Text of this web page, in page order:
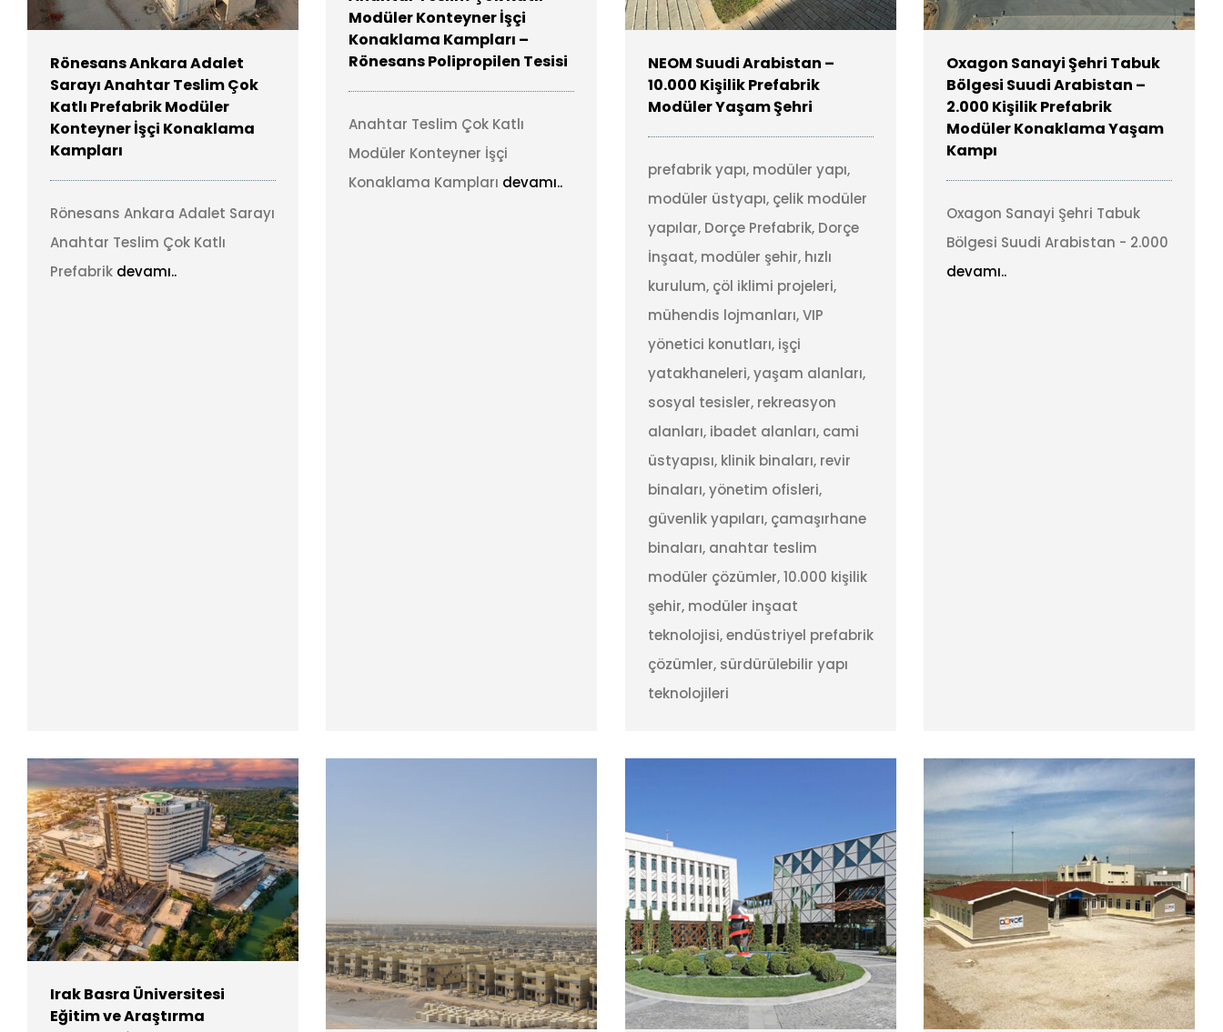
Rönesans Ankara Adalet
Sarayı Anahtar Teslim Çok
Katlı Prefabrik Modüler
Konteyner İşçi Konaklama
Kampları
Rönesans Ankara Adalet Sarayı
Anahtar Teslim Çok Katlı
Prefabrik devamı..
Modüler Konteyner İşçi
Konaklama Kampları –
Rönesans Polipropilen Tesisi
Anahtar Teslim Çok Katlı
Modüler Konteyner İşçi
Konaklama Kampları devamı..
NEOM Suudi Arabistan –
10.000 Kişilik Prefabrik
Modüler Yaşam Şehri
prefabrik yapı, modüler yapı,
modüler üstyapı, çelik modüler
yapılar, Dorçe Prefabrik, Dorçe
İnşaat, modüler şehir, hızlı
kurulum, çöl iklimi projeleri,
mühendis lojmanları, VIP
yönetici konutları, işçi
yatakhaneleri, yaşam alanları,
sosyal tesisler, rekreasyon
alanları, ibadet alanları, cami
üstyapısı, klinik binaları, revir
binaları, yönetim ofisleri,
güvenlik yapıları, çamaşırhane
binaları, anahtar teslim
modüler çözümler, 10.000 kişilik
şehir, modüler inşaat
teknolojisi, endüstriyel prefabrik
çözümler, sürdürülebilir yapı
teknolojileri
Oxagon Sanayi Şehri Tabuk
Bölgesi Suudi Arabistan –
2.000 Kişilik Prefabrik
Modüler Konaklama Yaşam
Kampı
Oxagon Sanayi Şehri Tabuk
Bölgesi Suudi Arabistan - 2.000
devamı..
Irak Basra Üniversitesi
Eğitim ve Araştırma